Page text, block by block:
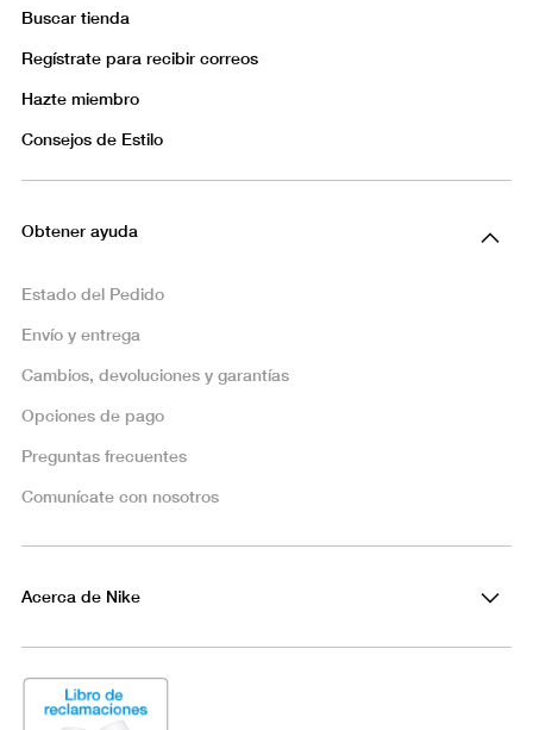
Buscar tienda
Regístrate para recibir correos
Hazte miembro
Consejos de Estilo
Obtener ayuda
Estado del Pedido
Envío y entrega
Cambios, devoluciones y garantías
Opciones de pago
Preguntas frecuentes
Comunícate con nosotros
Acerca de Nike